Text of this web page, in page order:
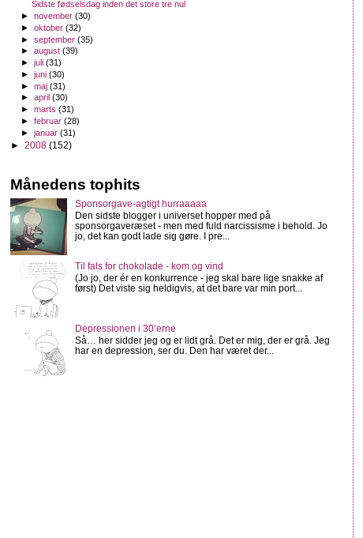
Sidste fødselsdag inden det store tre nul
►november(30)
►oktober(32)
►september(35)
►august(39)
►juli(31)
►juni(30)
►maj(31)
►april(30)
►marts(31)
►februar(28)
►januar(31)
► 2008 (152)
Månedens tophits
Sponsorgave-agtigt hurraaaaa
Den sidste blogger i universet hopper med på
sponsorgaveræset - men med fuld narcissisme i behold. Jo
jo, det kan godt lade sig gøre. I pre...
Til fals for chokolade - kom og vind
(Jo jo, der ér en konkurrence - jeg skal bare lige snakke af
først) Det viste sig heldigvis, at det bare var min port...
Depressionen i 30’erne
Så… her sidder jeg og er lidt grå. Det er mig, der er grå. Jeg
har en depression, ser du. Den har været der...